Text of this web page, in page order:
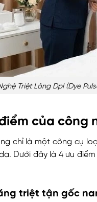
Triệt Lông Dpl (dye
của công
chỉ là một công cụ
Dưới đây là 4 ưu
triệt tận gốc